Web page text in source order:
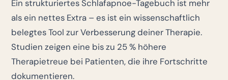
Ein strukturiertes Schlafapnoe-Tagebuch ist mehr
als ein nettes Extra – es ist ein wissenschaftlich
belegtes Tool zur Verbesserung deiner Therapie.
Studien zeigen eine bis zu 25 % höhere
Therapietreue bei Patienten, die ihre Fortschritte
dokumentieren.